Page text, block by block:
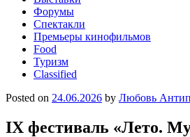
Форумы
Спектакли
Премьеры кинофильмов
Food
Туризм
Сlassified
Posted on 24.06.2026 by Любовь
IX фестиваль «Лето.